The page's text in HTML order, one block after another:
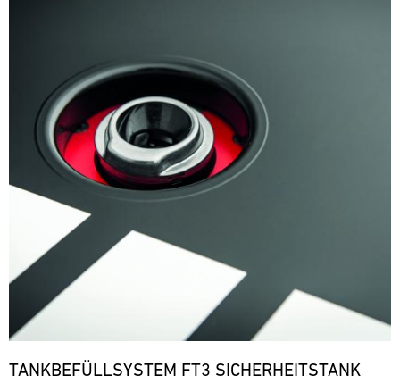
TANKBEFÜLLSYSTEM FT3 SICHERHEITSTANK